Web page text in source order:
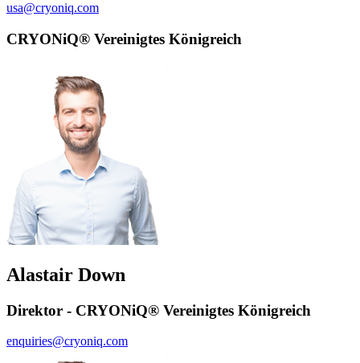
usa@cryoniq.com
CRYONiQ® Vereinigtes Königreich
Alastair Down
Direktor - CRYONiQ® Vereinigtes Königreich
enquiries@cryoniq.com